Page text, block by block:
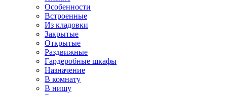
Особенности
Встроенные
Из кладовки
Закрытые
Открытые
Раздвижные
Гардеробные шкафы
Назначение
В комнату
В нишу